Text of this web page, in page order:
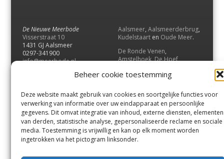
Beheer cookie toestemming
Deze website maakt gebruik van cookies en soortgelijke functies voor
verwerking van informatie over uw eindapparaat en persoonlijke
gegevens. Dit omvat integratie van inhoud, externe diensten, elementen
van derden, statistische analyse, gepersonaliseerde reclame en sociale
media. Toestemming is vrijwillig en kan op elk moment worden
ingetrokken via het pictogram linksonder.
De Nieuwe Meerbode
Visserstraat 10
1431 GJ Aalsmeer
0297-341900
info@meerbode.nl
Aalsmeer, Aalsmeerderbrug,
Kudelstaart en Oude Meer.
De Ronde Venen,
Amstelhoek,De Hoef,
Vrouwenakker,Waverveen
UithoornenDe Kwakel.
Contact
Andere uitgaven
Bezorgklacht
Vacatures